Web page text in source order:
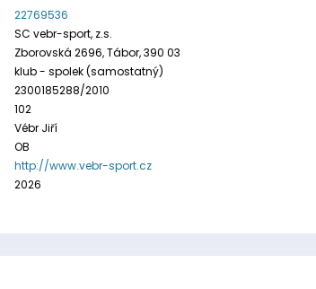
22769536
SC vebr-sport, z.s.
Zborovská 2696, Tábor, 390 03
klub - spolek (samostatný)
2300185288/2010
102
Vébr Jiří
OB
http://www.vebr-sport.cz
2026